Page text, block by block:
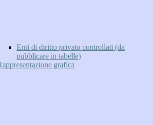
Enti di diritto privato controllati (da
pubblicare in tabelle)
grafica